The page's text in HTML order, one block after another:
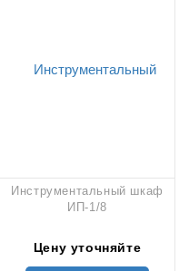
Инструментальный шкаф
ИП-1/8
Цену уточняйте